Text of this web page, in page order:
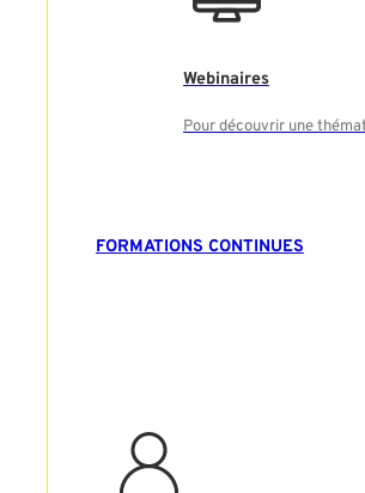
Webinaires
Pour découvrir une
FORMATIONS CONTINUES